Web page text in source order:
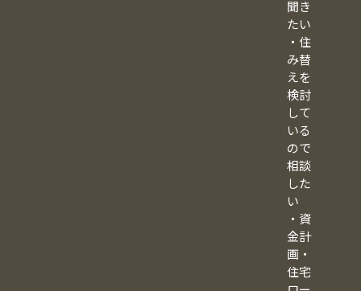
聞き
たい
・住
み替
えを
検討
して
いる
ので
相談
した
い
・資
金計
画・
住宅